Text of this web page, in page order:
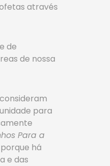
através
de
de nossa
para
Para a
há
e das